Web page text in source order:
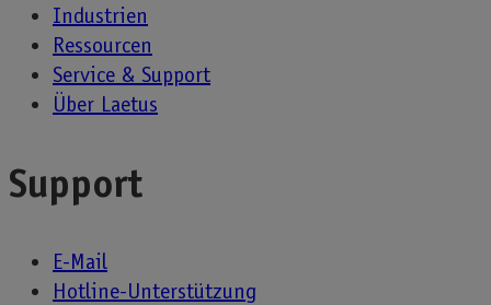
Industrien
Ressourcen
Service & Support
Über Laetus
Support
E-Mail
Hotline-Unterstützung